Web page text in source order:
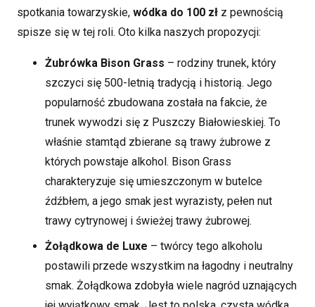
spotkania towarzyskie, wódka do 100 zł z pewnością
spisze się w tej roli. Oto kilka naszych propozycji:
Żubrówka Bison Grass – rodziny trunek, który
szczyci się 500-letnią tradycją i historią. Jego
popularność zbudowana została na fakcie, że
trunek wywodzi się z Puszczy Białowieskiej. To
właśnie stamtąd zbierane są trawy żubrowe z
których powstaje alkohol. Bison Grass
charakteryzuje się umieszczonym w butelce
źdźbłem, a jego smak jest wyrazisty, pełen nut
trawy cytrynowej i świeżej trawy żubrowej.
Żołądkowa de Luxe – twórcy tego alkoholu
postawili przede wszystkim na łagodny i neutralny
smak. Żołądkowa zdobyła wiele nagród uznających